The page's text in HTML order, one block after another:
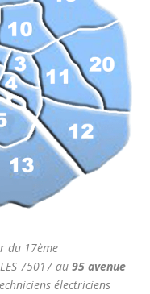
du 17ème
75017 au95 avenue
électriciens